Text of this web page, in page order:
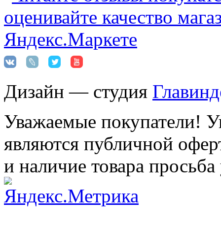
Дизайн — студия
Уважаемые покупатели!
являются публичной
и наличие товара